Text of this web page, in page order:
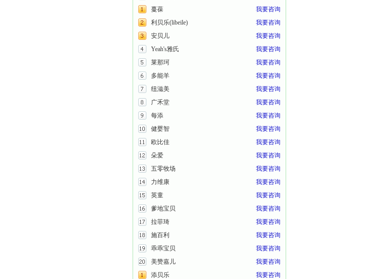
我要咨询
蔓葆
我要咨询
利贝乐(libeile)
我要咨询
安贝儿
我要咨询
Yeah's雅氏
我要咨询
莱那珂
我要咨询
多能羊
我要咨询
纽滋美
我要咨询
广禾堂
我要咨询
每添
我要咨询
健婴智
我要咨询
欧比佳
我要咨询
朵爱
我要咨询
五零牧场
我要咨询
力维康
我要咨询
英童
我要咨询
爹地宝贝
我要咨询
拉菲琦
我要咨询
施百利
我要咨询
乖乖宝贝
我要咨询
美赞嘉儿
我要咨询
添贝乐